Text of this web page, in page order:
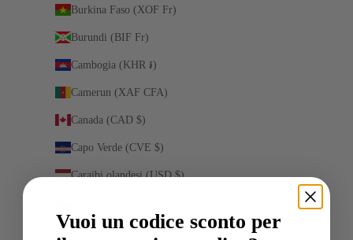
Burkina Faso (XOF Fr)
Burundi (BIF Fr)
Cambogia (KHR ៛)
Camerun (XAF CFA)
Canada (CAD $)
Capo Verde (CVE $)
Caraibi olandesi (USD $)
Ciad (XAF CFA)
Vuoi un codice sconto per